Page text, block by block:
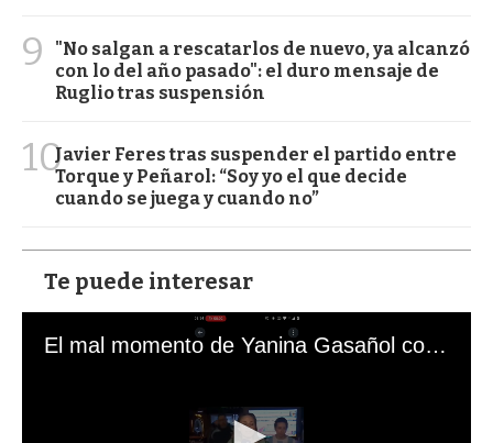
9
"No salgan a rescatarlos de nuevo, ya alcanzó
con lo del año pasado": el duro mensaje de
Ruglio tras suspensión
10Javier Feres tras suspender el partido entre
Torque y Peñarol: “Soy yo el que decide
cuando se juega y cuando no”
Te puede interesar
El mal momento de Yanina Gasañol con un hincha argentino en "Subrayado"